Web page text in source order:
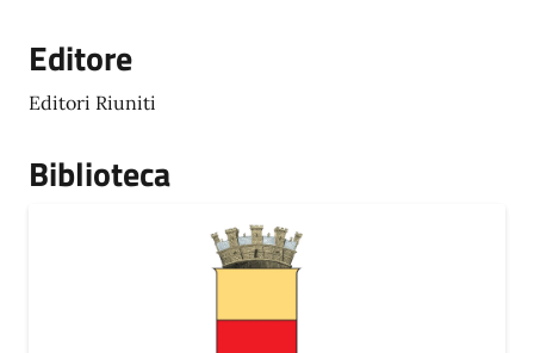
Editore
Editori Riuniti
Biblioteca